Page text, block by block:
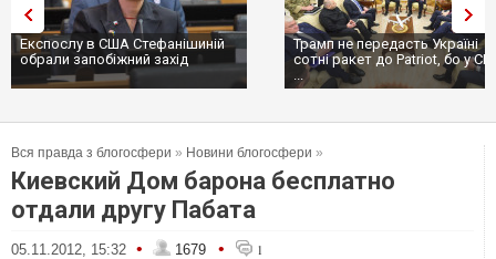
Експослу в США Стефанішиній
обрали запобіжний захід
Трамп не передасть Україні
сотні ракет до Patriot, бо у
...
Вся правда з блогосфери » Новини блогосфери »
Киевский Дом барона бесплатно
отдали другу Пабата
05.11.2012, 15:32 • 1679 • 1